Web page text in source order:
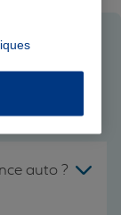
nos
auto ?